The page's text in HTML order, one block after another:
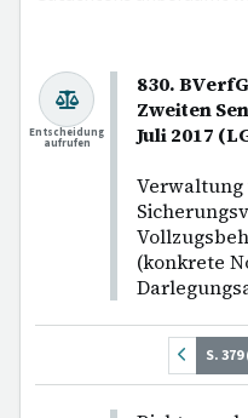
830. BVerfG
Zweiten
Juli 2017
Verwaltung
(konkrete
Entscheidung
aufrufen
S.